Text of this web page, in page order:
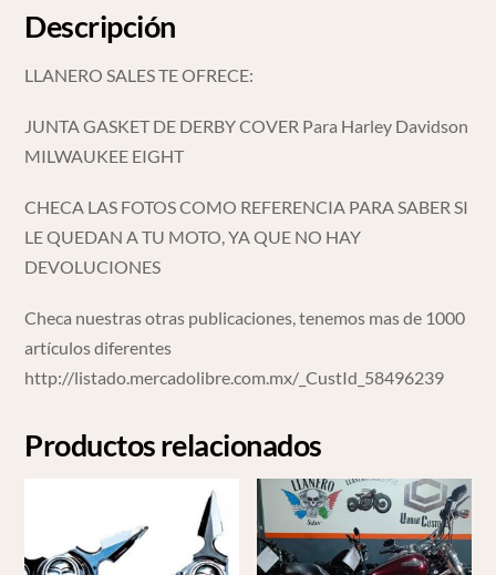
Descripción
LLANERO SALES TE OFRECE:
JUNTA GASKET DE DERBY COVER Para Harley Davidson
MILWAUKEE EIGHT
CHECA LAS FOTOS COMO REFERENCIA PARA SABER SI
LE QUEDAN A TU MOTO, YA QUE NO HAY
DEVOLUCIONES
Checa nuestras otras publicaciones, tenemos mas de 1000
artículos diferentes
http://listado.mercadolibre.com.mx/_CustId_58496239
Productos relacionados